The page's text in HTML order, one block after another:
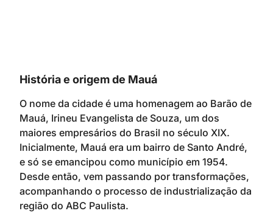
História e origem de Mauá
O nome da cidade é uma homenagem ao Barão de
Mauá, Irineu Evangelista de Souza, um dos
maiores empresários do Brasil no século XIX.
Inicialmente, Mauá era um bairro de Santo André,
e só se emancipou como município em 1954.
Desde então, vem passando por transformações,
acompanhando o processo de industrialização da
região do ABC Paulista.